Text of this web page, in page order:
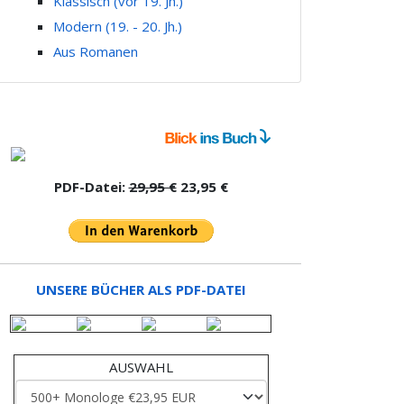
Modern (19. - 20. Jh.)
Aus Romanen
PDF-Datei:29,95 €23,95 €
UNSERE BÜCHER ALS PDF-DATEI
AUSWAHL